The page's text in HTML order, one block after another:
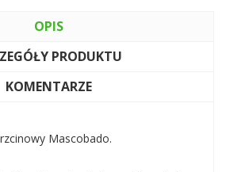
OPIS
PRODUKTU
KOMENTARZE
Mascobado.